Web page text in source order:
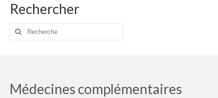
Rechercher
Rechercher
Médecines complémentaires